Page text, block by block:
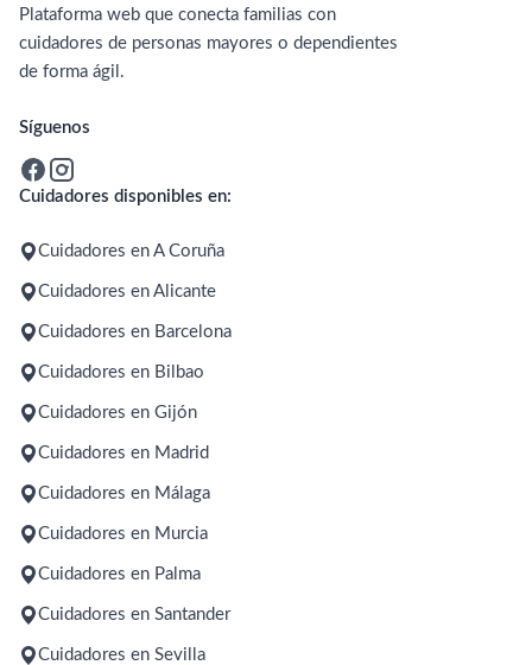
Plataforma web que conecta familias con
cuidadores de personas mayores o dependientes
de forma ágil.
Síguenos
Cuidadores disponibles en:
Cuidadores en A Coruña
Cuidadores en Alicante
Cuidadores en Barcelona
Cuidadores en Bilbao
Cuidadores en Gijón
Cuidadores en Madrid
Cuidadores en Málaga
Cuidadores en Murcia
Cuidadores en Palma
Cuidadores en Santander
Cuidadores en Sevilla